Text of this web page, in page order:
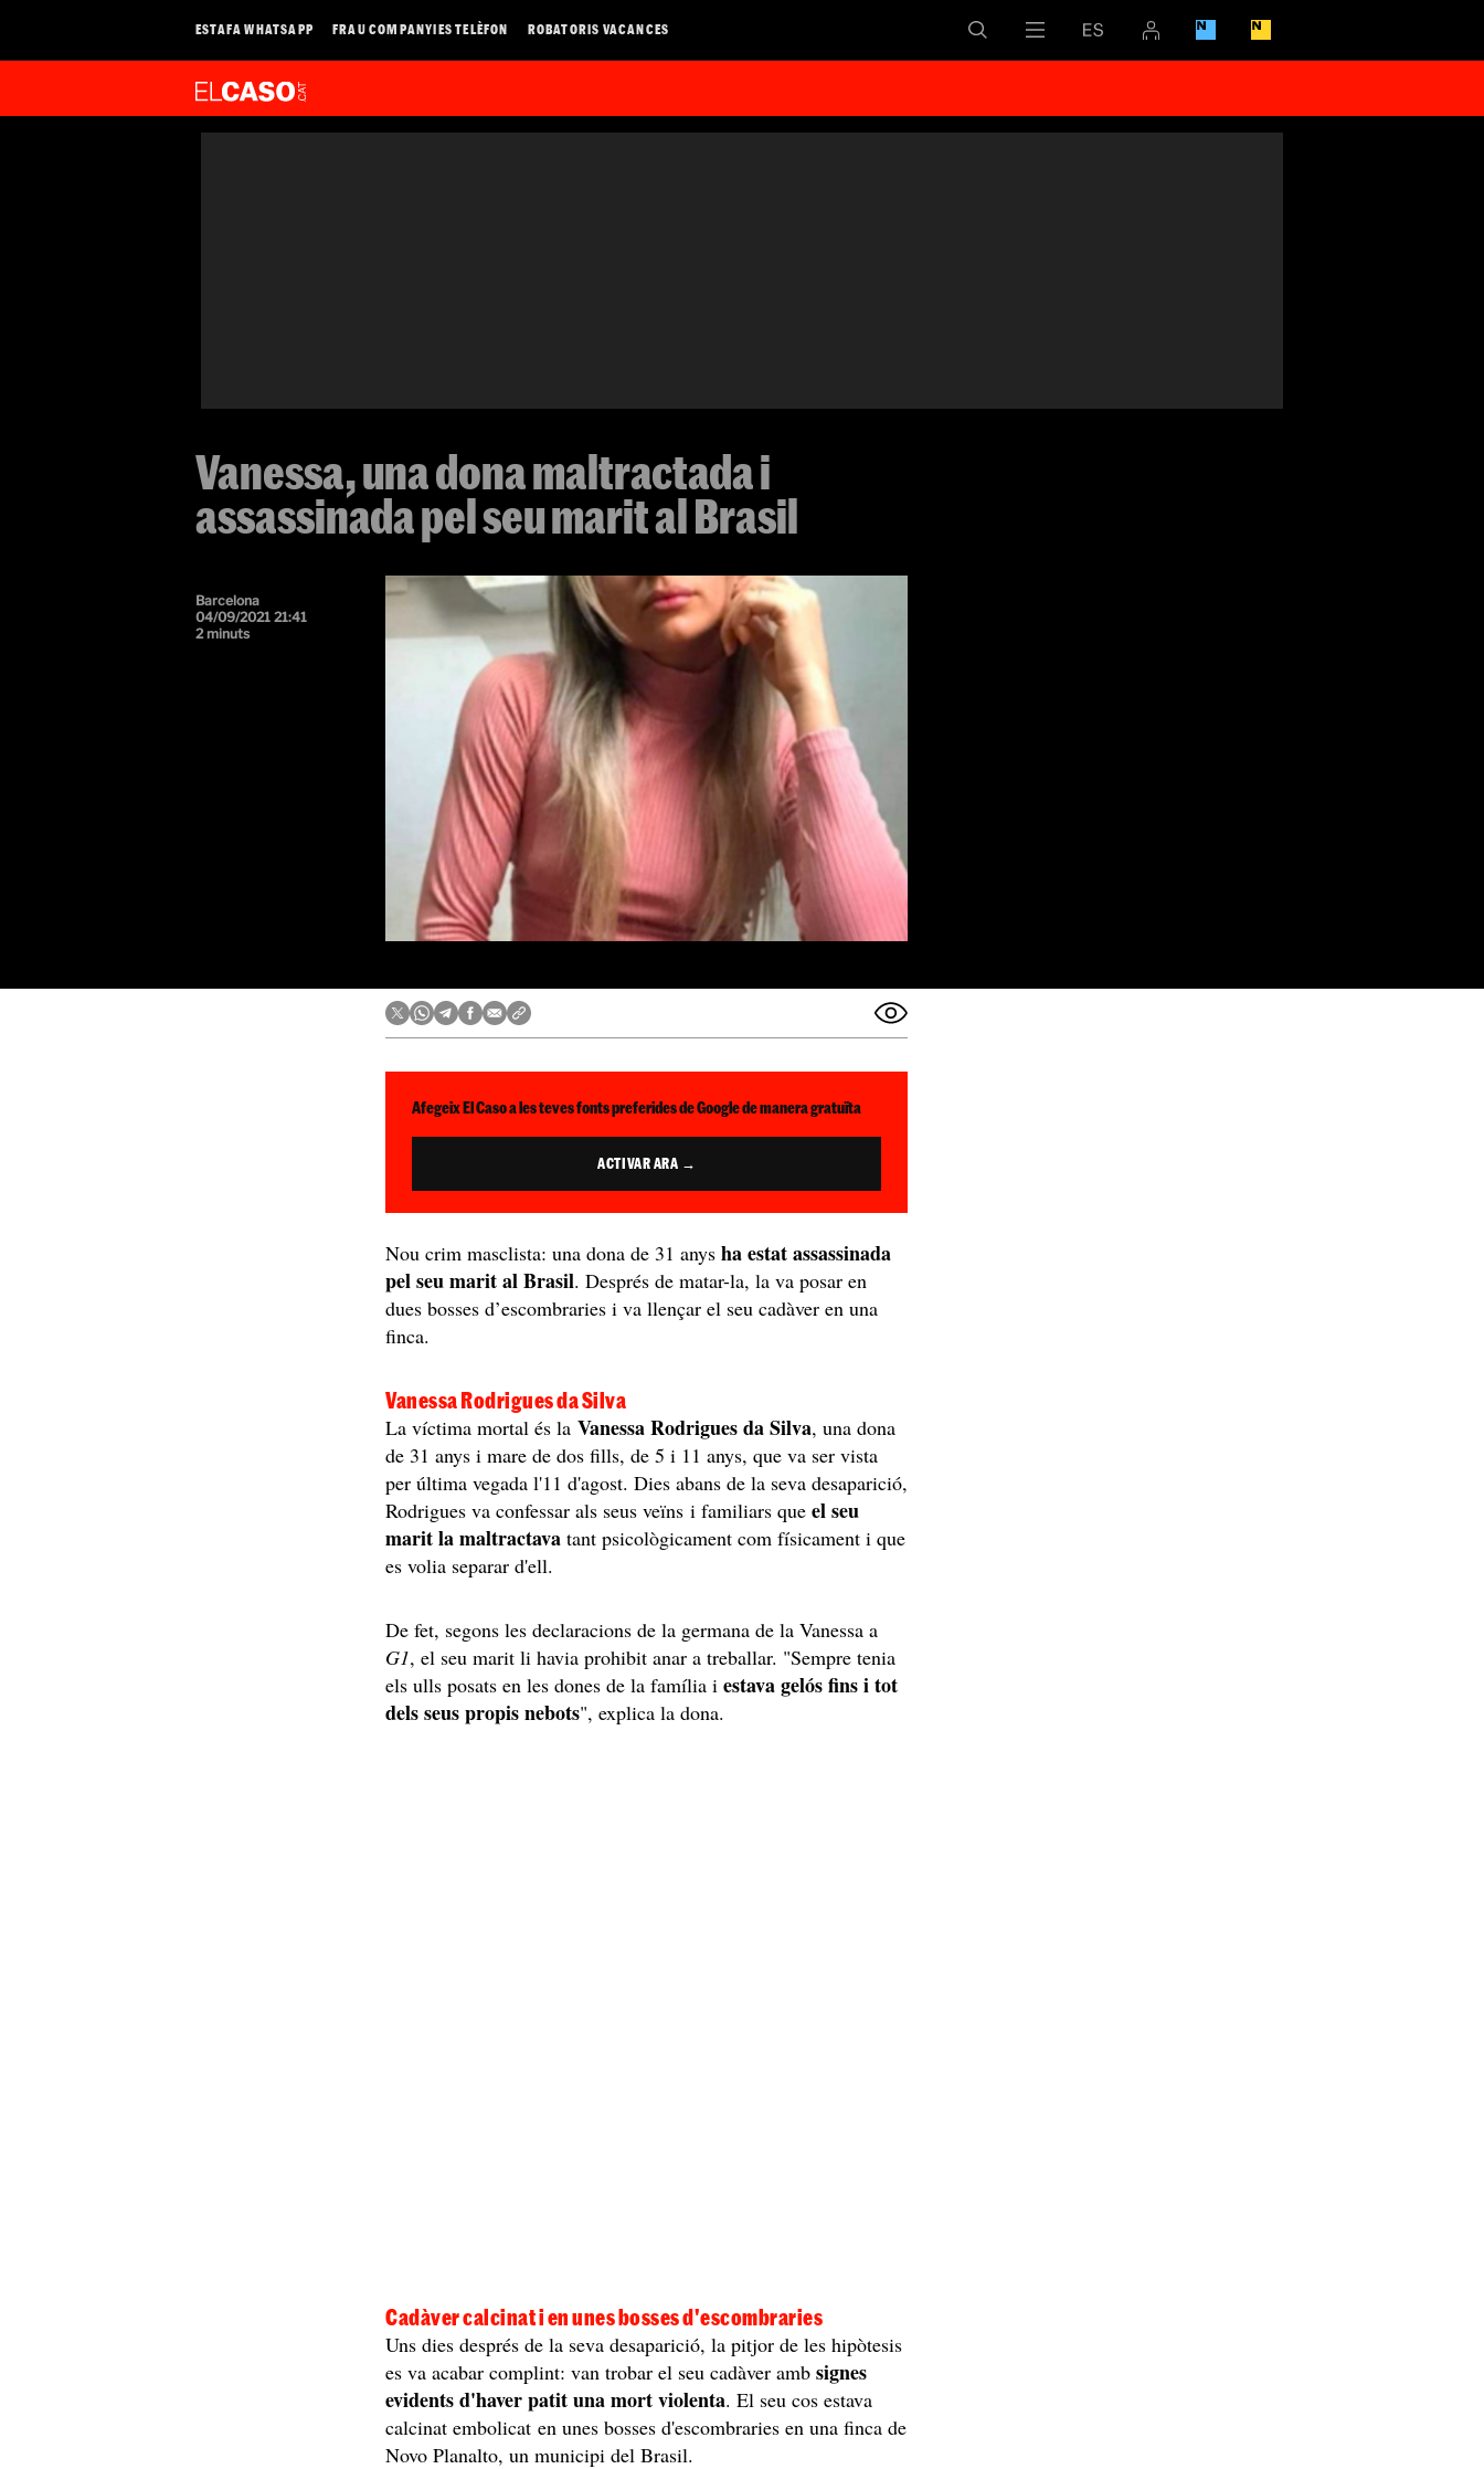
ESTAFA WHATSAPP FRAU COMPANYIES TELÈFON ROBATORIS VACANCES
Vanessa, una dona maltractada i
assassinada pel seu marit al Brasil
Barcelona
04/09/2021 21:41
2 minuts
Afegeix El Caso a les teves fonts preferides de Google de manera gratuïta
ACTIVAR ARA →
Nou crim masclista: una dona de 31 anys ha estat assassinada
pel seu marit al Brasil. Després de matar-la, la va posar en
dues bosses d’escombraries i va llençar el seu cadàver en una
finca.
Vanessa Rodrigues da Silva
La víctima mortal és laVanessa Rodrigues da Silva, una dona
de 31 anys i mare de dos fills, de 5 i 11 anys, que va ser vista
per última vegada l'11 d'agost. Dies abans de la seva desaparició,
Rodrigues va confessar als seus veïns i familiars queel seu
marit la maltractavatant psicològicament com físicament i que
es volia separar d'ell.
De fet, segons les declaracions de la germana de la Vanessa a
G1, el seu marit li havia prohibit anar a treballar. "Sempre tenia
els ulls posats en les dones de la família iestava gelós fins i tot
dels seus propis nebots", explica la dona.
Cadàver calcinat i en unes bosses d'escombraries
Uns dies després de la seva desaparició, la pitjor de les hipòtesis
es va acabar complint: van trobar el seu cadàver amb signes
evidents d'haver patit una mort violenta. El seu cos estava
calcinat embolicat en unes bosses d'escombraries en una finca de
Novo Planalto, un municipi del Brasil.